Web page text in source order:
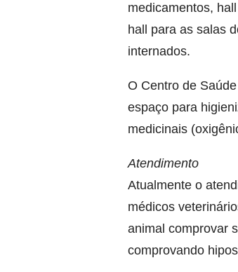
medicamentos,
hall para as salas
internados.
O Centro de
espaço para
medicinais
Atendimento
Atualmente o
médicos
animal comprovar
comprovando